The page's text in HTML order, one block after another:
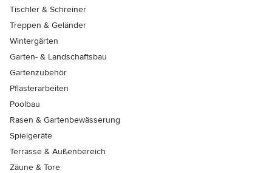
Tischler & Schreiner
Treppen & Geländer
Wintergärten
Garten- & Landschaftsbau
Gartenzubehör
Pflasterarbeiten
Poolbau
Rasen & Gartenbewässerung
Spielgeräte
Terrasse & Außenbereich
Zäune & Tore